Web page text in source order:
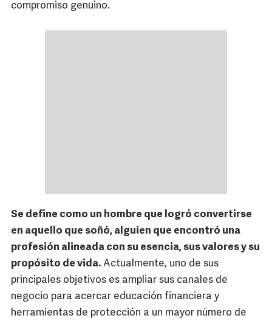
compromiso genuino.
Se define como un hombre que logró convertirse
en aquello que soñó, alguien que encontró una
profesión alineada con su esencia, sus valores y su
propósito de vida. Actualmente, uno de sus
principales objetivos es ampliar sus canales de
negocio para acercar educación financiera y
herramientas de protección a un mayor número de